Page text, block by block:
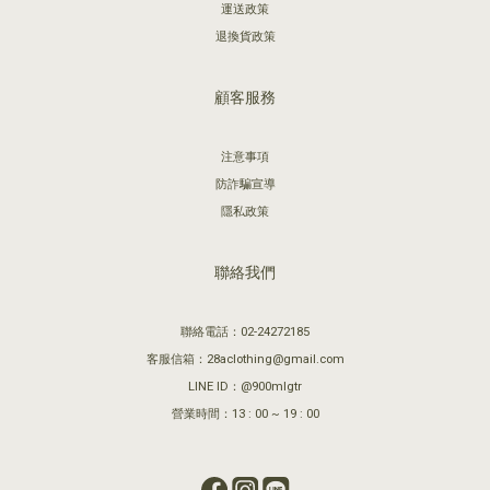
運送政策
退換貨政策
顧客服務
注意事項
防詐騙宣導
隱私政策
聯絡我們
聯絡電話：02-24272185
客服信箱：28aclothing@gmail.com
LINE ID：@900mlgtr
營業時間：13 : 00 ~ 19 : 00